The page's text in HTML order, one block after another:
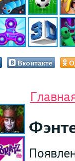
Вконтакте